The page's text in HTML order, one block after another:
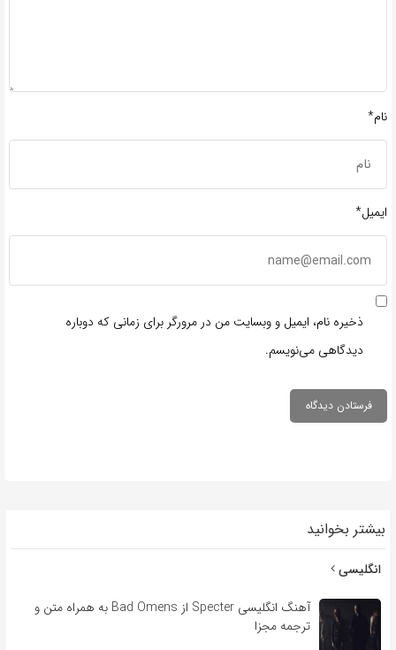
نام*
ایمیل*
ذخیره نام، ایمیل و وبسایت من در مرورگر برای زمانی که دوباره
دیدگاهی می‌نویسم.
بیشتر بخوانید
انگلیسی
آهنگ انگلیسی Specter از Bad Omens به همراه متن و
ترجمه مجزا